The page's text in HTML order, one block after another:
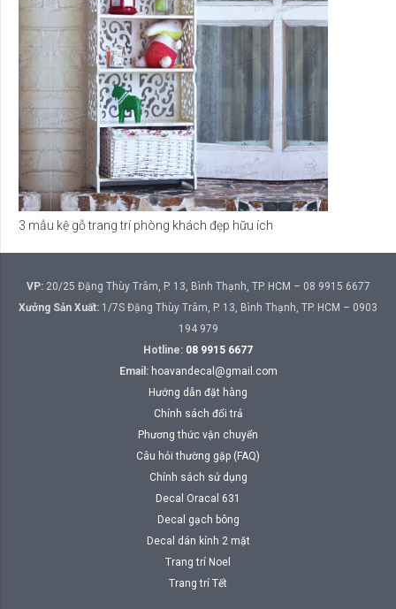
3 mẫu kệ gỗ trang trí phòng khách đẹp hữu ích
VP:20/25 Đặng Thùy Trâm, P. 13, Bình Thạnh, TP. HCM – 08 9915 6677
Xưởng Sản Xuất: 1/7S Đặng Thùy Trâm, P. 13, Bình Thạnh, TP. HCM – 0903
194 979
Hotline: 08 9915 6677
Email: hoavandecal@gmail.com
Hướng dẫn đặt hàng
Chính sách đổi trả
Phương thức vận chuyển
Câu hỏi thường gặp (FAQ)
Chính sách sử dụng
Decal Oracal 631
Decal gạch bông
Decal dán kính 2 mặt
Trang trí Noel
Trang trí Tết